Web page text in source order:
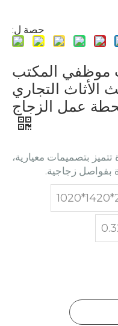
حصة ل:
موظفي المكتب
الأثاث التجاري
عمل الزجاج
بتصميمات معيارية،
بفواصل زجاجية.